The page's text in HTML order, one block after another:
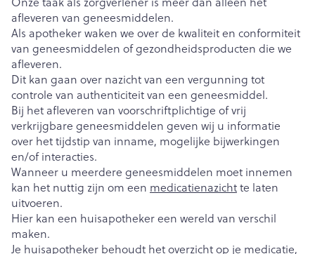
afleveren van geneesmiddelen.
Als apotheker waken we over de kwaliteit en conformiteit
van geneesmiddelen of gezondheidsproducten die we
afleveren.
Dit kan gaan over nazicht van een vergunning tot
controle van authenticiteit van een geneesmiddel.
Bij het afleveren van voorschriftplichtige of vrij
verkrijgbare geneesmiddelen geven wij u informatie
over het tijdstip van inname, mogelijke bijwerkingen
en/of interacties.
Wanneer u meerdere geneesmiddelen moet innemen
kan het nuttig zijn om een medicatienazichtte laten
uitvoeren.
Hier kan een huisapotheker een wereld van verschil
maken.
Je huisapotheker behoudt het overzicht op je medicatie,